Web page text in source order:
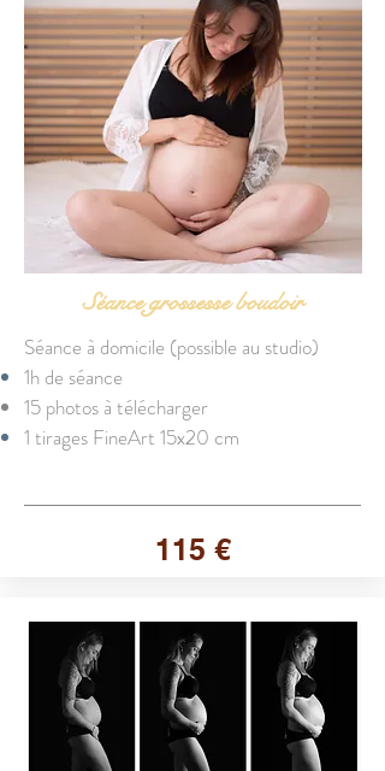
Séance grossesse boudoir
Séance à domicile (possible au studio)
1h de séance
15 photos à télécharger
1 tirages FineArt 15x20 cm
115 €